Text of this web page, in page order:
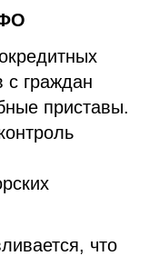
с граждан
приставы.
что